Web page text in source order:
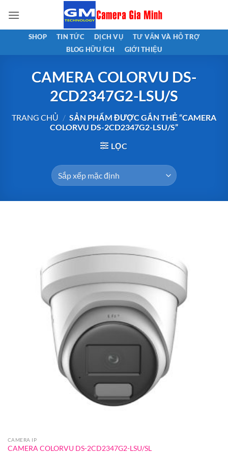
qua
nội
SHOP TIN TỨC DỊCH VỤ
TƯ VẤN VÀ HỖ TRỢ
BLOG HỮU ÍCH
GIỚI THIỆU
CAMERA COLORVU DS-
2CD2347G2-LSU/S
TRANG CHỦ / SẢN PHẨM ĐƯỢC GẮN THẺ “CAMERA
COLORVU DS-2CD2347G2-LSU/S”
LỌC
CAMERA IP
CAMERA COLORVU DS-2CD2347G2-LSU/SL